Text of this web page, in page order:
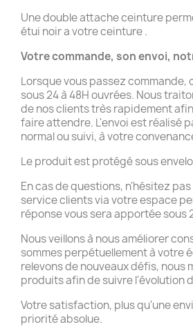
Une double attache ceinture
étui noir a votre ceinture .
Votre commande, son envoi,
Lorsque vous passez
sous 24 à 48H ouvrées. Nous
de nos clients très rapidement
faire attendre. L'envoi est réalisé
normal ou suivi, à votre
Le produit est protégé sous
En cas de questions, n'hésitez
service clients via votre espace
réponse vous sera apportée sous
Nous veillons à nous améliorer
sommes perpétuellement à votre
relevons de nouveaux défis, nous
produits afin de suivre l'évolution
Votre satisfaction, plus qu'une
priorité absolue.